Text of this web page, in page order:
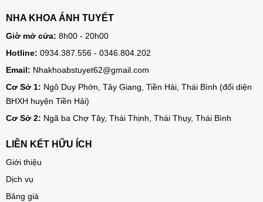
NHA KHOA ÁNH TUYẾT
Giờ mở cửa: 8h00 - 20h00
Hotline: 0934.387.556 - 0346.804.202
Email: Nhakhoabstuyet62@gmail.com
Cơ Sở 1: Ngô Duy Phớn, Tây Giang, Tiền Hải, Thái Bình (đối diện
BHXH huyện Tiền Hải)
Cơ Sở 2: Ngã ba Chợ Tây, Thái Thịnh, Thái Thụy, Thái Bình
LIÊN KẾT HỮU ÍCH
Giới thiệu
Dịch vụ
Bảng giá